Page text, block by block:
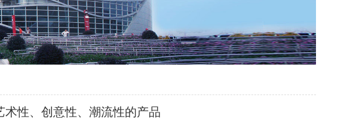
术性、创意性、潮流性的产品